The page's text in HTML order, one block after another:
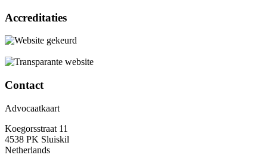
Accreditaties
Contact
Advocaatkaart
Koegorsstraat 11
4538 PK Sluiskil
Netherlands